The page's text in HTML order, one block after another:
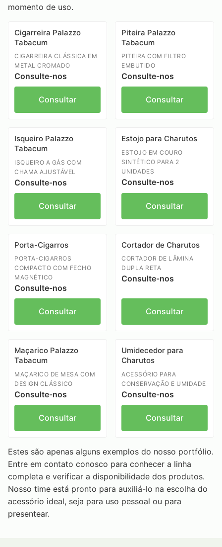
momento de uso.
Cigarreira Palazzo
Tabacum
CIGARREIRA CLÁSSICA EM
METAL CROMADO
Consulte-nos
Consultar
Piteira Palazzo
Tabacum
PITEIRA COM FILTRO
EMBUTIDO
Consulte-nos
Consultar
Isqueiro Palazzo
Tabacum
ISQUEIRO A GÁS COM
CHAMA AJUSTÁVEL
Consulte-nos
Consultar
Estojo para Charutos
ESTOJO EM COURO
SINTÉTICO PARA 2
UNIDADES
Consulte-nos
Consultar
Porta-Cigarros
PORTA-CIGARROS
COMPACTO COM FECHO
MAGNÉTICO
Consulte-nos
Consultar
Cortador de Charutos
CORTADOR DE LÂMINA
DUPLA RETA
Consulte-nos
Consultar
Maçarico Palazzo
Tabacum
MAÇARICO DE MESA COM
DESIGN CLÁSSICO
Consulte-nos
Consultar
Umidecedor para
Charutos
ACESSÓRIO PARA
CONSERVAÇÃO E UMIDADE
Consulte-nos
Consultar
Estes são apenas alguns exemplos do nosso portfólio.
Entre em contato conosco para conhecer a linha
completa e verificar a disponibilidade dos produtos.
Nosso time está pronto para auxiliá-lo na escolha do
acessório ideal, seja para uso pessoal ou para
presentear.